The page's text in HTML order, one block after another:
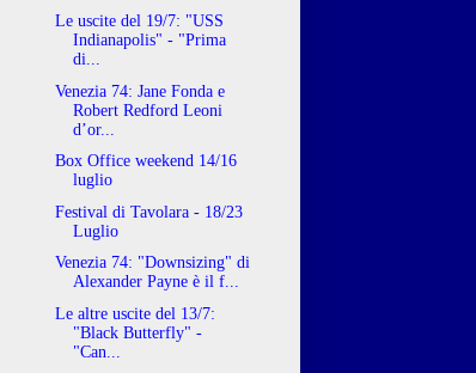
Le uscite del 19/7: "USS
Indianapolis" - "Prima
di...
Venezia 74: Jane Fonda e
Robert Redford Leoni
d’or...
Box Office weekend 14/16
luglio
Festival di Tavolara - 18/23
Luglio
Venezia 74: "Downsizing" di
Alexander Payne è il f...
Le altre uscite del 13/7:
"Black Butterfly" -
"Can...